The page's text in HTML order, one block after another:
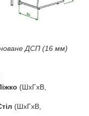
ДСП (16 мм)
(ШхГхВ,
(ШхГхВ,